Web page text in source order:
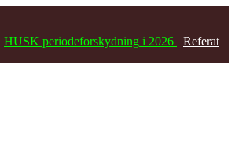
HUSK periodeforskydning i 2026
Referat